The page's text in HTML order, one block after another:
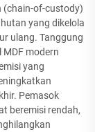
(chain-of-custody)
yang dikelola
ulang. Tanggung
modern
yang
Pemasok
beremisi rendah,